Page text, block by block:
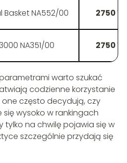
Basket NA552/00 2750 W
NA351/00 2750 W
warto szukać
codzienne korzystanie
one często decydują, czy
wysoko w rankingach
tylko na chwilę pojawia się w
szczególnie przydają się